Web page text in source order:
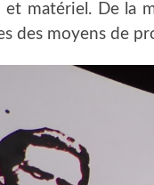
et matériel. De la
des moyens de